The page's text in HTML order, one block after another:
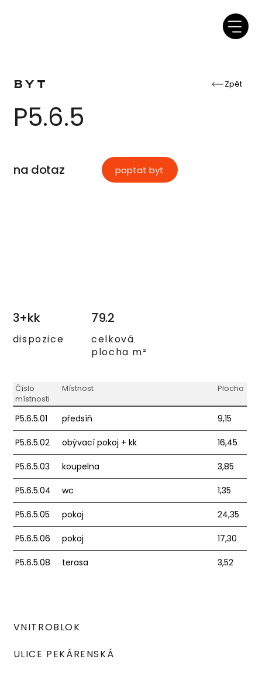
Zpět
BYT
P5.6.5
na dotaz poptat byt
3+kk
dispozice
79.2
celková
plocha m²
Číslo
místnosti
Místnost Plocha
P5.6.5.01 předsíň 9,15
P5.6.5.02 obývací pokoj + kk 16,45
P5.6.5.03 koupelna 3,85
P5.6.5.04 wc 1,35
P5.6.5.05 pokoj 24,35
P5.6.5.06 pokoj 17,30
P5.6.5.08 terasa 3,52
VNITROBLOK
ULICE PEKÁRENSKÁ